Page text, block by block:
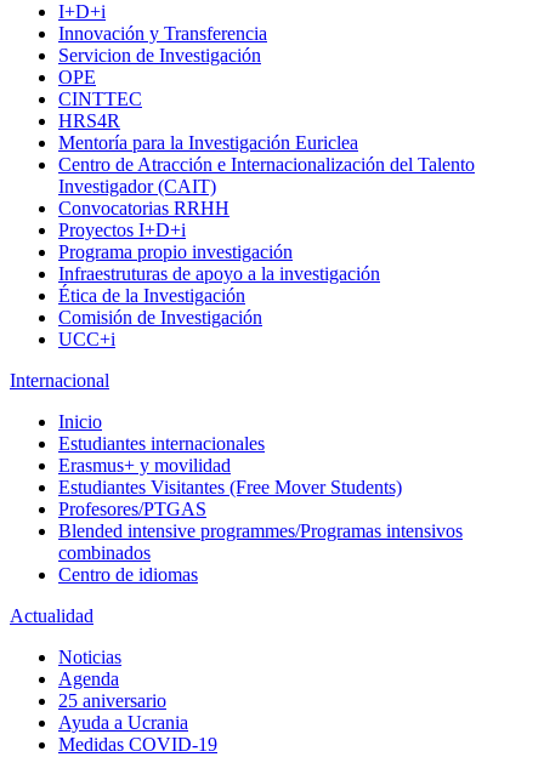
I+D+i
Innovación y Transferencia
Servicion de Investigación
OPE
CINTTEC
HRS4R
Mentoría para la Investigación Euriclea
Centro de Atracción e Internacionalización del Talento
Investigador (CAIT)
Convocatorias RRHH
Proyectos I+D+i
Programa propio investigación
Infraestruturas de apoyo a la investigación
Ética de la Investigación
Comisión de Investigación
UCC+i
Internacional
Inicio
Estudiantes internacionales
Erasmus+ y movilidad
Estudiantes Visitantes (Free Mover Students)
Profesores/PTGAS
Blended intensive programmes/Programas intensivos
combinados
Centro de idiomas
Actualidad
Noticias
Agenda
25 aniversario
Ayuda a Ucrania
Medidas COVID-19